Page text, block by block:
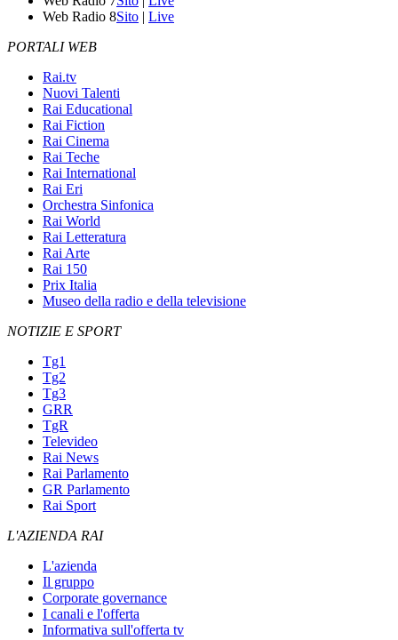
Web Radio 8Sito | Live
PORTALI WEB
Rai.tv
Nuovi Talenti
Rai Educational
Rai Fiction
Rai Cinema
Rai Teche
Rai International
Rai Eri
Orchestra Sinfonica
Rai World
Rai Letteratura
Rai Arte
Rai 150
Prix Italia
Museo della radio e della televisione
NOTIZIE E SPORT
Tg1
Tg2
Tg3
GRR
TgR
Televideo
Rai News
Rai Parlamento
GR Parlamento
Rai Sport
L'AZIENDA RAI
L'azienda
Il gruppo
Corporate governance
I canali e l'offerta
Informativa sull'offerta tv